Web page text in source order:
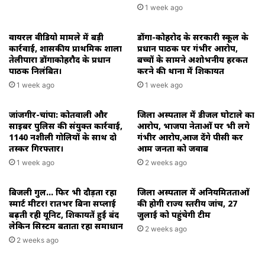
1 week ago
वायरल वीडियो मामले में बड़ी
कार्रवाई, शासकीय प्राथमिक शाला
तेलीपारा डोंगाकोहरौद के प्रधान
पाठक निलंबित।
1 week ago
डोंगा-कोहरोद के सरकारी स्कूल के
प्रधान पाठक पर गंभीर आरोप,
बच्चों के सामने अशोभनीय हरकत
करने की थाना में शिकायत
1 week ago
जांजगीर-चांपा: कोतवाली और
साइबर पुलिस की संयुक्त कार्रवाई,
1140 नशीली गोलियों के साथ दो
तस्कर गिरफ्तार।
1 week ago
जिला अस्पताल में डीजल घोटाले का
आरोप, भाजपा नेताओं पर भी लगे
गंभीर आरोप,आज देंगे पीसी कर
आम जनता को जवाब
2 weeks ago
बिजली गुल… फिर भी दौड़ता रहा
स्मार्ट मीटर! रातभर बिना सप्लाई
बढ़ती रही यूनिट, शिकायतें हुईं बंद
लेकिन सिस्टम बताता रहा समाधान
2 weeks ago
जिला अस्पताल में अनियमितताओं
की होगी राज्य स्तरीय जांच, 27
जुलाई को पहुंचेगी टीम
2 weeks ago